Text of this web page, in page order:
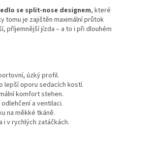
se split-nose designem, které
tomu je zajištěn maximální průtok
příjemnější jízda – a to i při dlouhém
úzký profil.
lepší oporu sedacích kostí.
komfort stehen.
a ventilaci.
na měkké tkáně.
i v rychlých zatáčkách.